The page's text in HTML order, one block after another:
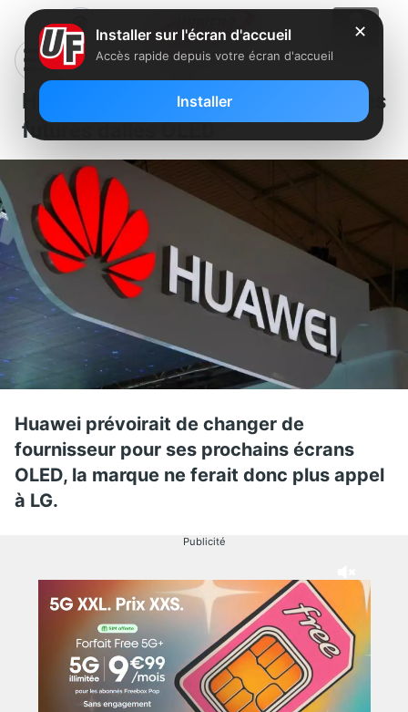
Huawei se passerait de LG pour ses
futures dalles OLED
Huawei prévoirait de changer de
fournisseur pour ses prochains écrans
OLED, la marque ne ferait donc plus appel
à LG.
Publicité
✕
Installer sur l'écran d'accueil
Accès rapide depuis votre écran d'accueil
Installer